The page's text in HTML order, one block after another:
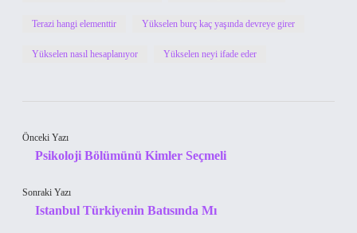
Terazi hangi elementtir Yükselen burç kaç yaşında devreye girer
Yükselen nasıl hesaplanıyor Yükselen neyi ifade eder
Önceki Yazı
Psikoloji Bölümünü Kimler Seçmeli
Sonraki Yazı
Istanbul Türkiyenin Batısında Mı